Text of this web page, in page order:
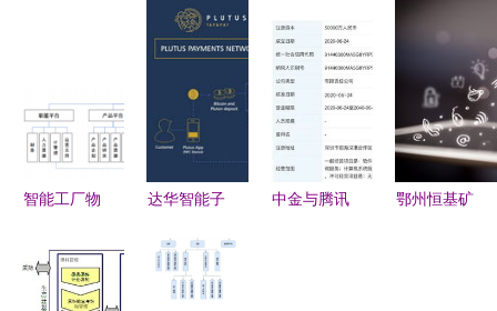
维标准符合
性证书推动
网络技术服
山欧派
（603208）
——深度绑
定优质客
户，木门龙
头市占率持
息系统集成
服务的核心
价值与实践
路径
络技术服务
能否助推
2018年一
飞冲天？
智能工厂物
的切入点
网络技术服
达华智能子
系统集成及
服务资质认
中金与腾讯
鄂州恒基矿